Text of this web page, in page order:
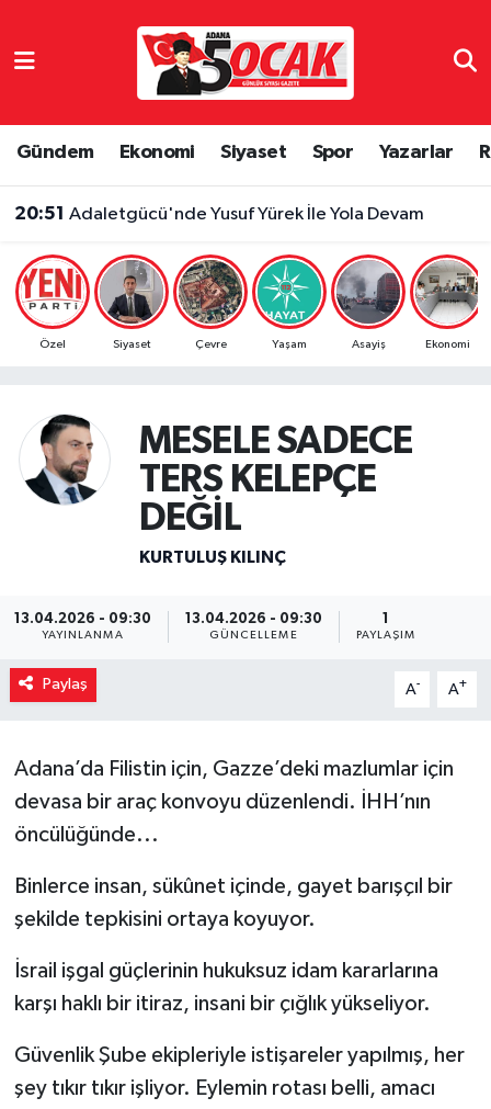
Gündem Ekonomi Siyaset Spor Yazarlar
20:51 Adaletgücü'nde Yusuf Yürek İle Yola Devam
Özel Siyaset Çevre Yaşam Asayiş Ekonomi
MESELE SADECE
TERS KELEPÇE
DEĞİL
KURTULUŞ KILINÇ
13.04.2026 - 09:30
YAYINLANMA
13.04.2026 - 09:30
GÜNCELLEME PAYLAŞIM
Paylaş A- A+
Adana’da Filistin için, Gazze’deki mazlumlar için
devasa bir araç konvoyu düzenlendi. İHH’nın
öncülüğünde...
Binlerce insan, sükûnet içinde, gayet barışçıl bir
şekilde tepkisini ortaya koyuyor.
İsrail işgal güçlerinin hukuksuz idam kararlarına
karşı haklı bir itiraz, insani bir çığlık yükseliyor.
Güvenlik Şube ekipleriyle istişareler yapılmış, her
şey tıkır tıkır işliyor. Eylemin rotası belli, amacı
Dünya
Eğitim
Gündem
Haber Reklam
Resmi İlanlar
Sağlık
Spor
Yerel Yönetimler
Yurttan
Adana Nöbetçi Eczaneler
Adana Trafik Yoğunluk Haritası
Süper Lig Puan Durumu ve Fikstür
Son Dakika Haberleri
Haber Arşivi